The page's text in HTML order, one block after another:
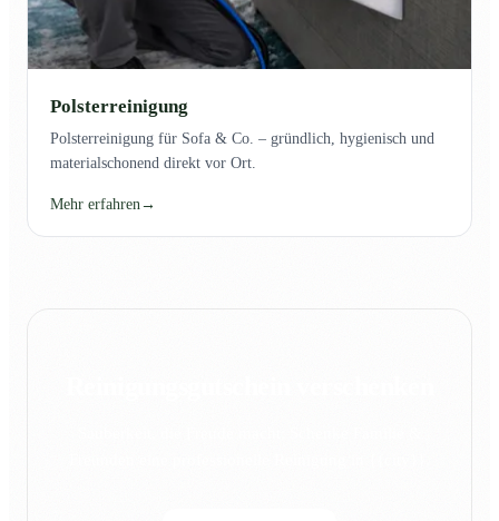
Polsterreinigung
Polsterreinigung für Sofa & Co. – gründlich, hygienisch und
materialschonend direkt vor Ort.
Mehr erfahren→